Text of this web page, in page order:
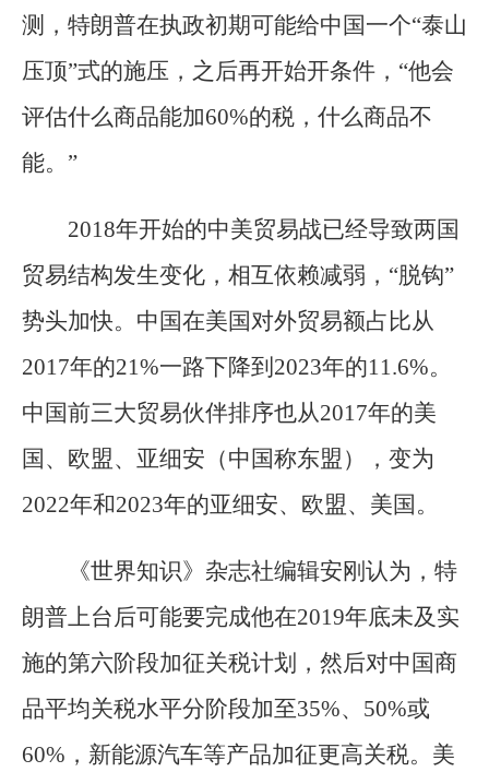
测，特朗普在执政初期可能给中国一个“泰山
压顶”式的施压，之后再开始开条件，“他会
评估什么商品能加60%的税，什么商品不
能。”
2018年开始的中美贸易战已经导致两国
贸易结构发生变化，相互依赖减弱，“脱钩”
势头加快。中国在美国对外贸易额占比从
2017年的21%一路下降到2023年的11.6%。
中国前三大贸易伙伴排序也从2017年的美
国、欧盟、亚细安（中国称东盟），变为
2022年和2023年的亚细安、欧盟、美国。
《世界知识》杂志社编辑安刚认为，特
朗普上台后可能要完成他在2019年底未及实
施的第六阶段加征关税计划，然后对中国商
品平均关税水平分阶段加至35%、50%或
60%，新能源汽车等产品加征更高关税。美